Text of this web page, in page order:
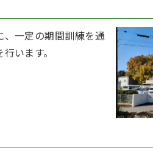
一定の期間訓練を通
います。